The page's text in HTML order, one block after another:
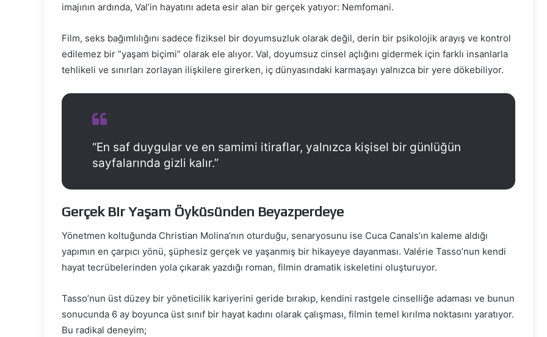
imajının ardında, Val’in hayatını adeta esir alan bir gerçek yatıyor: Nemfomani.
Film, seks bağımlılığını sadece fiziksel bir doyumsuzluk olarak değil, derin bir psikolojik arayış ve kontrol
edilemez bir “yaşam biçimi” olarak ele alıyor. Val, doyumsuz cinsel açlığını gidermek için farklı insanlarla
tehlikeli ve sınırları zorlayan ilişkilere girerken, iç dünyasındaki karmaşayı yalnızca bir yere dökebiliyor.
“En saf duygular ve en samimi itiraflar, yalnızca kişisel bir günlüğün
sayfalarında gizli kalır.”
Gerçek Bir Yaşam Öyküsünden Beyazperdeye
Yönetmen koltuğunda Christian Molina’nın oturduğu, senaryosunu ise Cuca Canals’ın kaleme aldığı
yapımın en çarpıcı yönü, şüphesiz gerçek ve yaşanmış bir hikayeye dayanması. Valérie Tasso’nun kendi
hayat tecrübelerinden yola çıkarak yazdığı roman, filmin dramatik iskeletini oluşturuyor.
Tasso’nun üst düzey bir yöneticilik kariyerini geride bırakıp, kendini rastgele cinselliğe adaması ve bunun
sonucunda 6 ay boyunca üst sınıf bir hayat kadını olarak çalışması, filmin temel kırılma noktasını yaratıyor.
Bu radikal deneyim;